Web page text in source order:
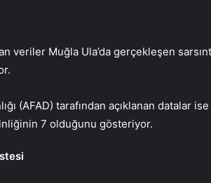
veriler Muğla Ula’da gerçekleşen
(AFAD) tarafından açıklanan datalar ise
7 olduğunu gösteriyor.